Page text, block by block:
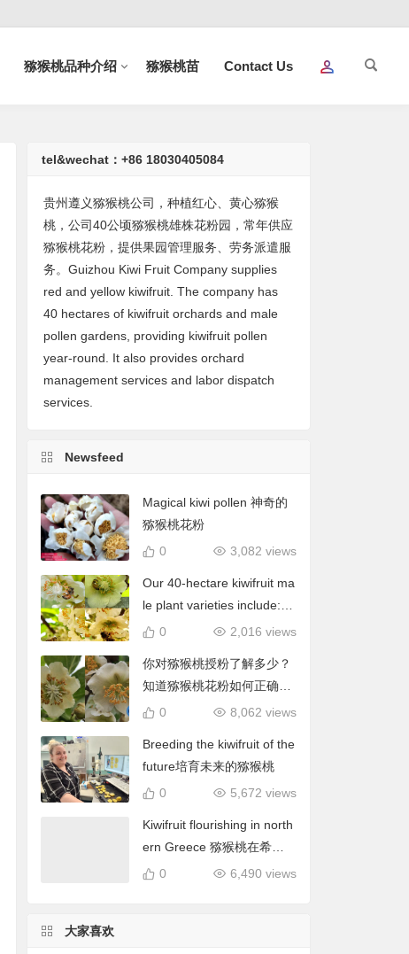
猕猴桃品种介绍 猕猴桃苗 Contact Us
tel&wechat：+86 18030405084
贵州遵义猕猴桃公司，种植红心、黄心猕猴
桃，公司40公顷猕猴桃雄株花粉园，常年供应
猕猴桃花粉，提供果园管理服务、劳务派遣服
务。Guizhou Kiwi Fruit Company supplies
red and yellow kiwifruit. The company has
40 hectares of kiwifruit orchards and male
pollen gardens, providing kiwifruit pollen
year-round. It also provides orchard
management services and labor dispatch
services.
Newsfeed
Magical kiwi pollen 神奇的
猕猴桃花粉
3,082 views
0
Our 40-hectare kiwifruit ma
le plant varieties include: C
hieftain, Matua, Tumari.我
括酋长、陶木里等
2,016 views
0
你对猕猴桃授粉了解多少？
知道猕猴桃花粉如何正确使
用吗？
8,062 views
0
Breeding the kiwifruit of the
future培育未来的猕猴桃
5,672 views
0
Kiwifruit flourishing in north
ern Greece 猕猴桃在希腊
北部蓬勃发展
6,490 views
0
大家喜欢